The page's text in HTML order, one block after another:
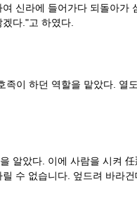
신라에 들어가다 되돌아
다."고 하였다.
족이 하던 역할을 맡았다.
알았다. 이에 사람을 시켜
수 없습니다. 엎드려 바라